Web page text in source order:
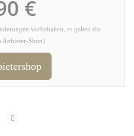
€
vorbehalten, es gelten die
Shop)